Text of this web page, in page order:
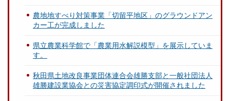
農地地すべり対策事業「切留平地区」のグラウンドアン
カー工が完成しました
県立農業科学館で「農業用水解説模型」を展示していま
す。
秋田県土地改良事業団体連合会雄勝支部と一般社団法人
雄勝建設業協会との災害協定調印式が開催されました